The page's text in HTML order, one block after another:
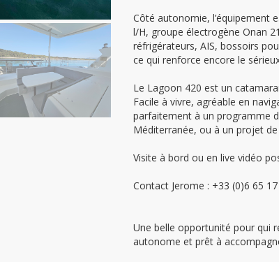
Côté autonomie, l’équipement
l/H, groupe électrogène Onan
réfrigérateurs, AIS, bossoirs
ce qui renforce encore le
Le Lagoon 420 est un
Facile à vivre, agréable en
parfaitement à un programme
Méditerranée, ou à un projet
Visite à bord ou en live vidéo
Contact Jerome : +33 (0)6 65
Une belle opportunité pour qui
autonome et prêt à